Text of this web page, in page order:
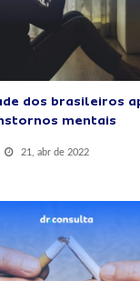
dos brasileiros
mentais
21, abr de 2022